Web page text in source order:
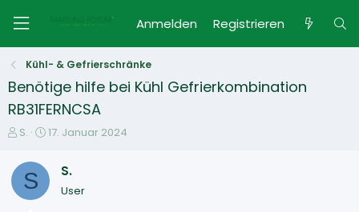
Anmelden Registrieren
Kühl- & Gefrierschränke
Benötige hilfe bei Kühl Gefrierkombination
RB31FERNCSA
E
s
e
S.
E
t
17. Januar 2024
S S.
User